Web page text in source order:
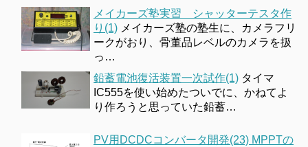
メイカーズ塾実習 シャッターテスタ作
り(1) メイカーズ塾の塾生に、カメラフリ
ークがおり、骨董品レベルのカメラを扱
っ…
鉛蓄電池復活装置一次試作(1) タイマ
IC555を使い始めたついでに、かねてよ
り作ろうと思っていた鉛蓄…
PV用DCDCコンバータ開発(23) MPPTの